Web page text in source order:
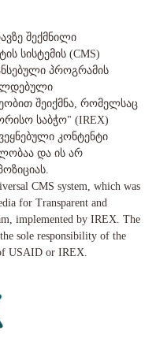
შექმნილი
სისტემის (CMS)
პროგრამის
შეიქმნა, რომელსაც
საბჭო" (IREX)
კონტენტი
და ის არ
CMS system, which was
for Transparent and
implemented by IREX. The
sole responsibility of the
USAID or IREX.